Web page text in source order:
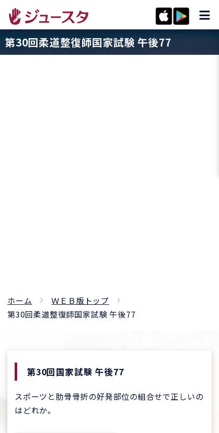
第30回柔道整復師国家試験 午後77
ホーム
ＷＥＢ版トップ
第30回柔道整復師国家試験 午後77
第30回国家試験 午後77
スポーツと肋骨骨折の好発部位の組合せで正しいの
はどれか。